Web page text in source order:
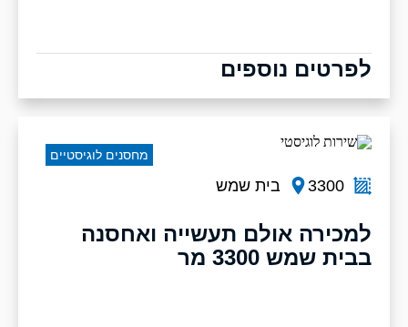
לפרטים נוספים
3300 בית שמש
למכירה אולם תעשייה ואחסנה
בבית שמש 3300 מר
מחסנים לוגיסטיים